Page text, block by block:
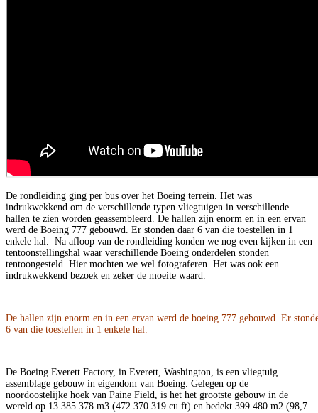
De rondleiding ging per bus over het Boeing terrein. Het was
indrukwekkend om de verschillende typen vliegtuigen in verschillende
hallen te zien worden geassembleerd. De hallen zijn enorm en in een ervan
werd de Boeing 777 gebouwd. Er stonden daar 6 van die toestellen in 1
enkele hal. Na afloop van de rondleiding konden we nog even kijken in een
tentoonstellingshal waar verschillende Boeing onderdelen stonden
tentoongesteld. Hier mochten we wel fotograferen. Het was ook een
indrukwekkend bezoek en zeker de moeite waard.
De hallen zijn enorm en in een ervan werd de boeing 777 gebouwd. Er
6 van die toestellen in 1 enkele hal.
De Boeing Everett Factory, in Everett, Washington, is een vliegtuig
assemblage gebouw in eigendom van Boeing. Gelegen op de
noordoostelijke hoek van Paine Field, is het het grootste gebouw in de
wereld op 13.385.378 m3 (472.370.319 cu ft) en bedekt 399.480 m2 (98,7